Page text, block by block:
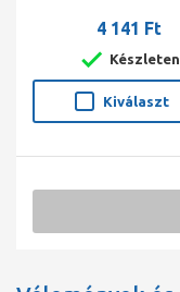
4 141 Ft
Készleten
Kiválaszt